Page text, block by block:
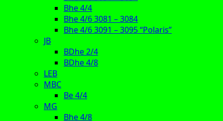
Bhe 4/4
Bhe 4/6 3081 – 3084
Bhe 4/6 3091 – 3095 “Polaris”
JB
BDhe 2/4
BDhe 4/8
LEB
MBC
Be 4/4
MG
Bhe 4/8